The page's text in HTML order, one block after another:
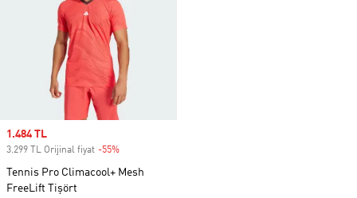
Sale price
1.484 TL
3.299 TL Orijinal fiyat -55%
Tennis Pro Climacool+ Mesh
FreeLift Tişört